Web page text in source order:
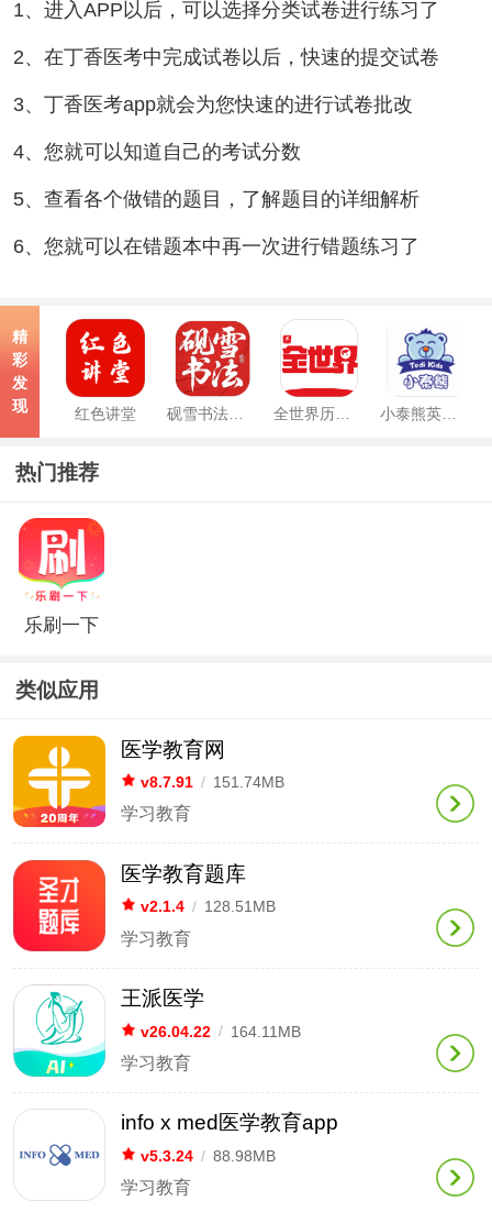
1、进入APP以后，可以选择分类试卷进行练习了
2、在丁香医考中完成试卷以后，快速的提交试卷
3、丁香医考app就会为您快速的进行试卷批改
4、您就可以知道自己的考试分数
5、查看各个做错的题目，了解题目的详细解析
6、您就可以在错题本中再一次进行错题练习了
精
彩
发
现
红色讲堂 砚雪书法手机版 全世界历史最新版 小泰熊英语纯净版
热门推荐
乐刷一下
类似应用
医学教育网
v8.7.91 / 151.74MB
学习教育
医学教育题库
v2.1.4 / 128.51MB
学习教育
王派医学
v26.04.22 / 164.11MB
学习教育
info x med医学教育app
v5.3.24 / 88.98MB
学习教育